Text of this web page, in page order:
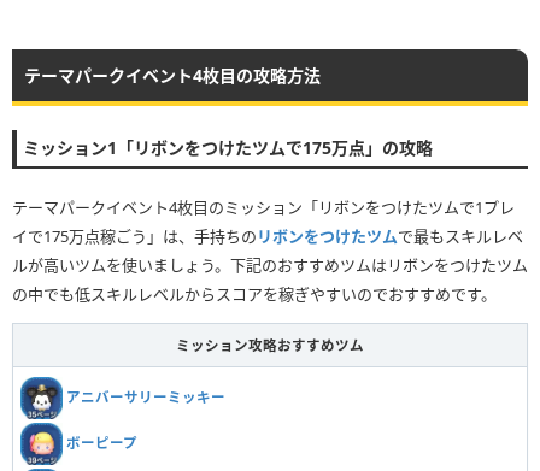
テーマパークイベント4枚目の攻略方法
ミッション1「リボンをつけたツムで175万点」の攻略
テーマパークイベント4枚目のミッション「リボンをつけたツムで1プレ
イで175万点稼ごう」は、手持ちのリボンをつけたツムで最もスキルレベ
ルが高いツムを使いましょう。下記のおすすめツムはリボンをつけたツム
の中でも低スキルレベルからスコアを稼ぎやすいのでおすすめです。
ミッション攻略おすすめツム
アニバーサリーミッキー
ボーピープ